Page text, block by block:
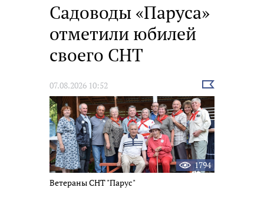
Садоводы «Паруса»
отметили юбилей
своего СНТ
07.08.2026 10:52
Выбрать
новость
1794
Ветераны СНТ "Парус"